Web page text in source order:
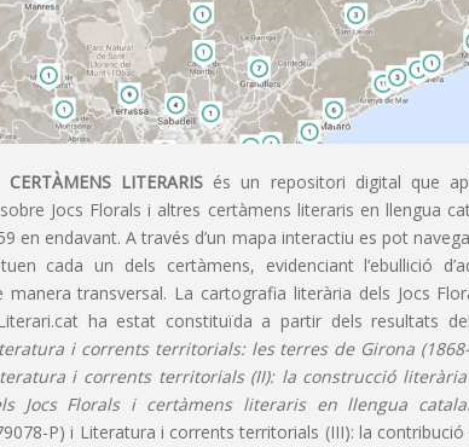
CERTÀMENS LITERARISés un repositori digital que
Jocs Florals i altres certàmens literaris en llengua
en endavant. A través d’un mapa interactiu es pot
cada un dels certàmens, evidenciant l’ebullició
manera transversal. La cartografia literària dels Jocs
ha estat constituïda a partir dels resultats
i corrents territorials: les terres de Girona (1868-
i corrents territorials (II): la construcció
Jocs Florals i certàmens literaris en llengua
P) i Literatura i corrents territorials (III): la